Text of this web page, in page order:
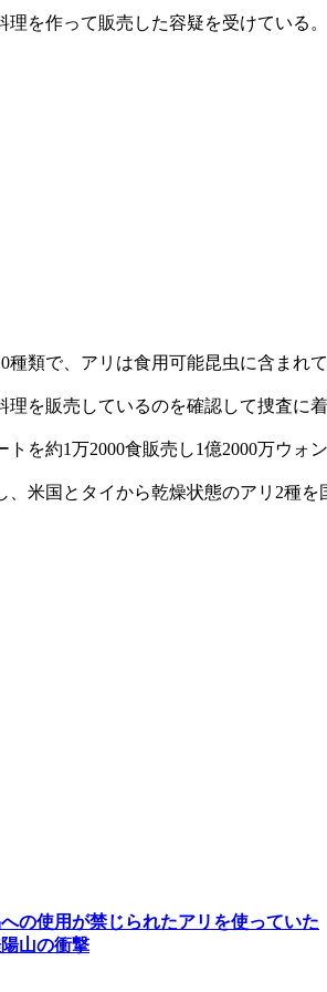
を作って販売した容疑を受けている。
類で、アリは食用可能昆虫に含まれて
を販売しているのを確認して捜査に
を約1万2000食販売し1億2000万ウォ
米国とタイから乾燥状態のアリ2種
の使用が禁じられたアリを使っていた
山の衝撃